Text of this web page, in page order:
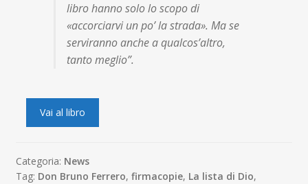
libro hanno solo lo scopo di
«accorciarvi un po’ la strada». Ma se
serviranno anche a qualcos’altro,
tanto meglio”.
Vai al libro
Categoria: News
Tag: Don Bruno Ferrero, firmacopie, La lista di Dio,